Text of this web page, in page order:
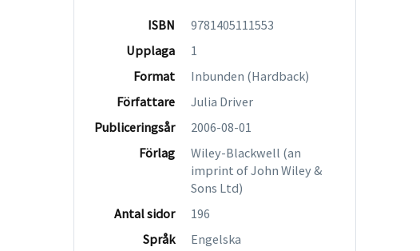
ISBN
9781405111553
Upplaga
1
Format
Inbunden (Hardback)
Författare
Julia Driver
Publiceringsår
2006-08-01
Förlag
Wiley-Blackwell (an
imprint of John Wiley &
Sons Ltd)
Antal sidor
196
Språk
Engelska